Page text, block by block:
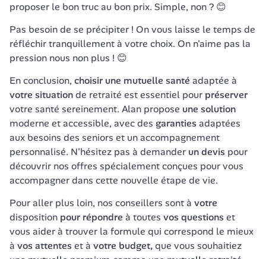
proposer le bon truc au bon prix. Simple, non ? 😊
Pas besoin de se précipiter ! On vous laisse le temps de
réfléchir tranquillement à votre choix. On n'aime pas la
pression nous non plus ! 😊
En conclusion, choisir une mutuelle santé
votre situation de retraité est essentiel pour préserver
votre santé sereinement. Alan propose une solution
moderne et accessible, avec des garanties adaptées
aux besoins des seniors et un accompagnement
personnalisé. N'hésitez pas à demander un devis pour
découvrir nos offres spécialement conçues pour vous
accompagner dans cette nouvelle étape de vie.
Pour aller plus loin, nos conseillers sont à votre
disposition pour répondre à toutes vos questions et
vous aider à trouver la formule qui correspond le mieux
à vos attentes et à votre budget, que vous souhaitiez